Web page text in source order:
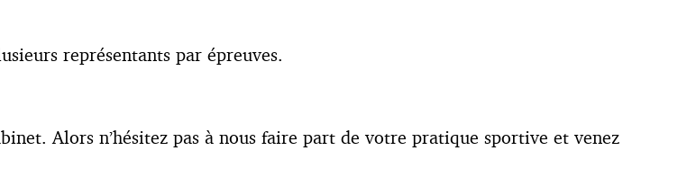
représentants par épreuves.
Alors n’hésitez pas à nous faire part de votre pratique sportive et venez